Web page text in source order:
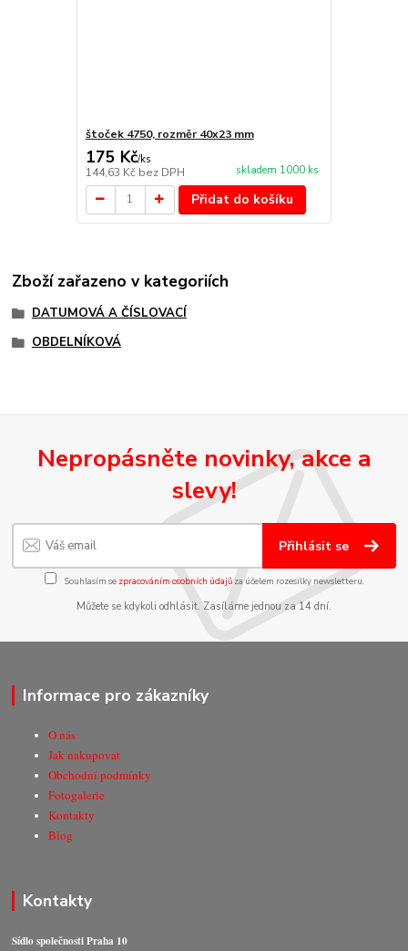
štoček 4750, rozměr 40x23 mm
175 Kč/ks
144,63 Kč bez DPH skladem 1000 ks
Přidat do košíku
Zboží zařazeno v kategoriích
DATUMOVÁ A ČÍSLOVACÍ
OBDELNÍKOVÁ
Nepropásněte novinky, akce a
slevy!
Přihlásit se
Souhlasím se zpracováním osobních údajůza účelem rozesílky newsletteru.
Můžete se kdykoli odhlásit. Zasíláme jednou za 14 dní.
Informace pro zákazníky
O nás
Jak nakupovat
Obchodní podmínky
Fotogalerie
Kontakty
Blog
Kontakty
Sídlo společnosti Praha 10